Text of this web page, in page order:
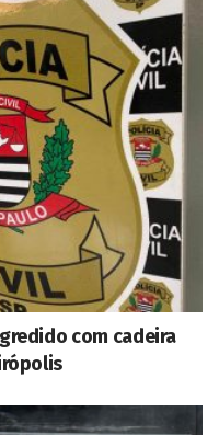
com cadeira